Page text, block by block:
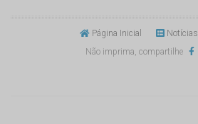
Página Inicial Notícias
Não imprima, compartilhe